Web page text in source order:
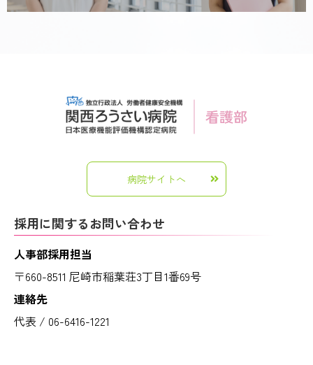
病院サイトへ
採用に関するお問い合わせ
人事部採用担当
〒660-8511 尼崎市稲葉荘3丁目1番69号
連絡先
代表 / 06-6416-1221